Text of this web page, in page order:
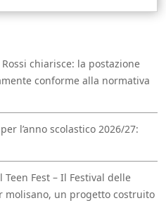
chiarisce: la postazione
conforme alla normativa
l’anno scolastico 2026/27:
Fest – Il Festival delle
molisano, un progetto costruito